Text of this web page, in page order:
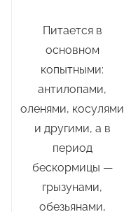
Питается в
основном
копытными:
антилопами,
оленями, косулями
и другими, а в
период
бескормицы —
грызунами,
обезьянами,